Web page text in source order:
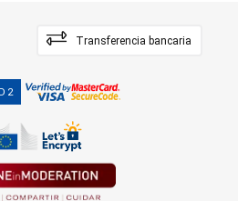
Transferencia bancaria